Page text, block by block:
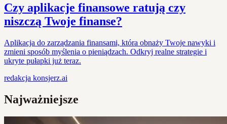
Czy aplikacje finansowe ratują czy
niszczą Twoje finanse?
Aplikacja do zarządzania finansami, która obnaży Twoje nawyki i
zmieni sposób myślenia o pieniądzach. Odkryj realne strategie i
ukryte pułapki już teraz.
redakcja konsjerz.ai
Najważniejsze